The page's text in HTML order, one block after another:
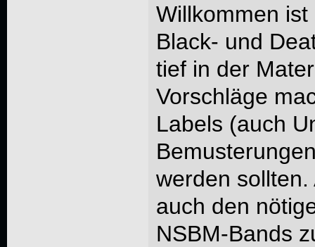
Willkommen
Black- und
tief in der
Vorschläge
Labels (auch
werden
auch den
NSBM-Bands